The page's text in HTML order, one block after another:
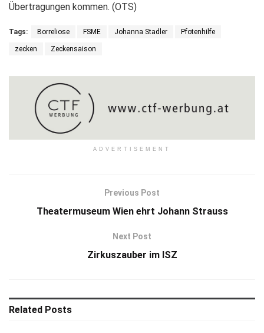
Übertragungen kommen. (OTS)
Tags: Borreliose FSME Johanna Stadler Pfotenhilfe
zecken Zeckensaison
ADVERTISEMENT
Previous Post
Theatermuseum Wien ehrt Johann Strauss
Next Post
Zirkuszauber im ISZ
Related Posts